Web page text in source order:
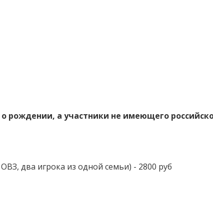
а участники не имеющего
два игрока из одной семьи) - 2800 руб